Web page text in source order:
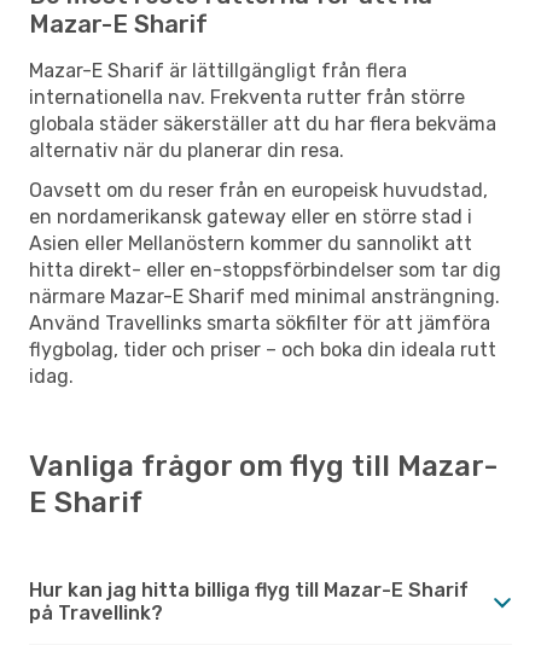
Mazar-E Sharif
Mazar-E Sharif är lättillgängligt från flera
internationella nav. Frekventa rutter från större
globala städer säkerställer att du har flera bekväma
alternativ när du planerar din resa.
Oavsett om du reser från en europeisk huvudstad,
en nordamerikansk gateway eller en större stad i
Asien eller Mellanöstern kommer du sannolikt att
hitta direkt- eller en-stoppsförbindelser som tar dig
närmare Mazar-E Sharif med minimal ansträngning.
Använd Travellinks smarta sökfilter för att jämföra
flygbolag, tider och priser – och boka din ideala rutt
idag.
Vanliga frågor om flyg till Mazar-
E Sharif
Hur kan jag hitta billiga flyg till Mazar-E Sharif
på Travellink?